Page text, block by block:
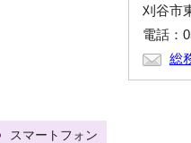
刈谷市
電話：
総
スマートフォン